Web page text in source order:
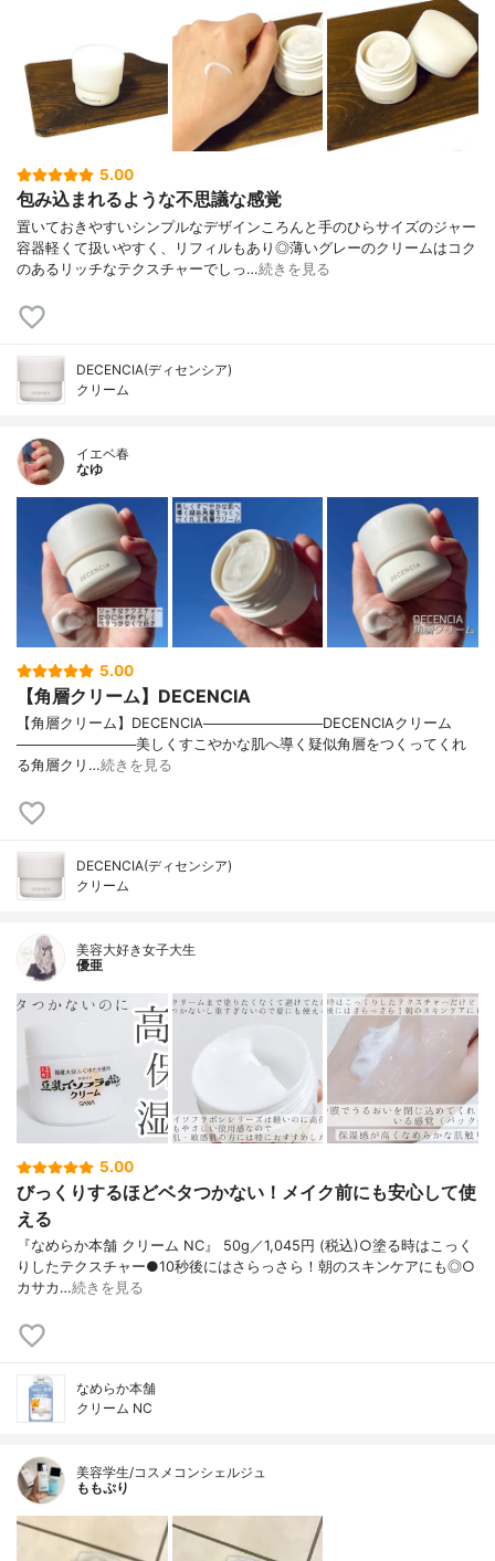
5.00
包み込まれるような不思議な感覚
置いておきやすいシンプルなデザインころんと手のひらサイズのジャー
容器軽くて扱いやすく、リフィルもあり◎薄いグレーのクリームはコク
のあるリッチなテクスチャーでしっ…続きを見る
DECENCIA(ディセンシア)
クリーム
イエベ春
なゆ
5.00
【角層クリーム】DECENCIA
【角層クリーム】DECENCIA────────────DECENCIAクリーム
────────────美しくすこやかな肌へ導く疑似角層をつくってくれ
る角層クリ…続きを見る
DECENCIA(ディセンシア)
クリーム
美容大好き女子大生
優亜
5.00
びっくりするほどベタつかない！メイク前にも安心して使
える
『なめらか本舗 クリーム NC』 50g／1,045円 (税込)○塗る時はこっく
りしたテクスチャー●10秒後にはさらっさら！朝のスキンケアにも◎○
カサカ…続きを見る
なめらか本舗
クリーム NC
美容学生/コスメコンシェルジュ
ももぷり